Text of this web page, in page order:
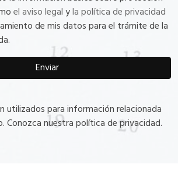
el aviso legalyla política de privacidad
de mis datos para el trámite de la
Enviar
utilizados para información relacionada
Conozca nuestra política de privacidad.